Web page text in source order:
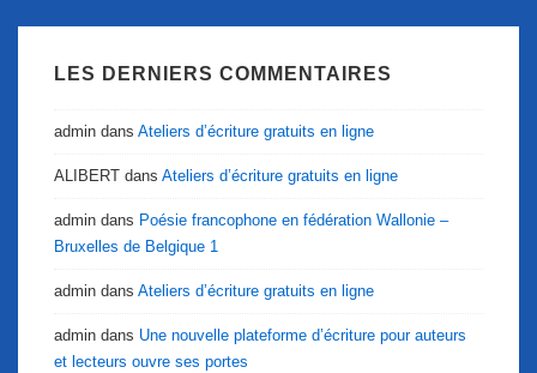
LES DERNIERS COMMENTAIRES
admin dans Ateliers d’écriture gratuits en ligne
ALIBERT dans Ateliers d’écriture gratuits en ligne
admin dans Poésie francophone en fédération Wallonie –
Bruxelles de Belgique 1
admin dans Ateliers d’écriture gratuits en ligne
admin dans Une nouvelle plateforme d’écriture pour auteurs
et lecteurs ouvre ses portes